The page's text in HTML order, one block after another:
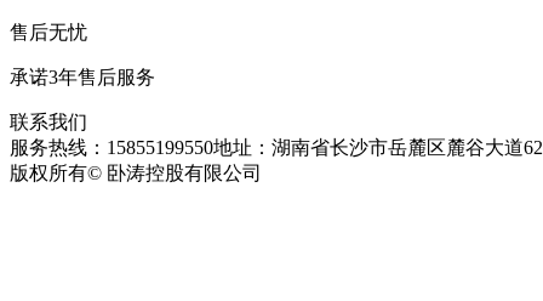
售后无忧
承诺3年售后服务
联系我们
服务热线：15855199550地址：湖南省长沙市岳麓区麓谷大道
版权所有© 卧涛控股有限公司